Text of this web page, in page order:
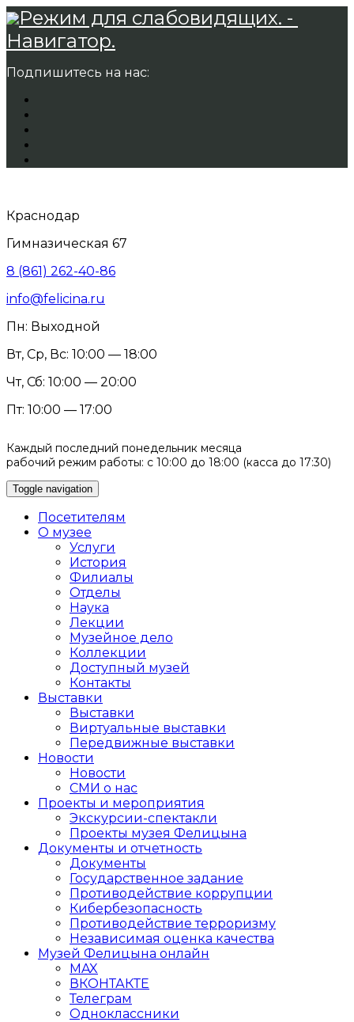
Режим для слабовидящих. -
Навигатор.
Подпишитесь на нас:
Краснодар
Гимназическая 67
8 (861) 262-40-86
info@felicina.ru
Пн: Выходной
Вт, Ср, Вс: 10:00 — 18:00
Чт, Сб: 10:00 — 20:00
Пт: 10:00 — 17:00
Каждый последний понедельник месяца
рабочий режим работы: с 10:00 до 18:00 (касса до 17:30)
Toggle navigation
Посетителям
О музее
Услуги
История
Филиалы
Отделы
Наука
Лекции
Музейное дело
Коллекции
Доступный музей
Контакты
Выставки
Выставки
Виртуальные выставки
Передвижные выставки
Новости
Новости
СМИ о нас
Проекты и мероприятия
Экскурсии-спектакли
Проекты музея Фелицына
Документы и отчетность
Документы
Государственное задание
Противодействие коррупции
Кибер­безопасность
Противодействие терроризму
Независимая оценка качества
Музей Фелицына онлайн
MAX
ВКОНТАКТЕ
Телеграм
Одноклассники